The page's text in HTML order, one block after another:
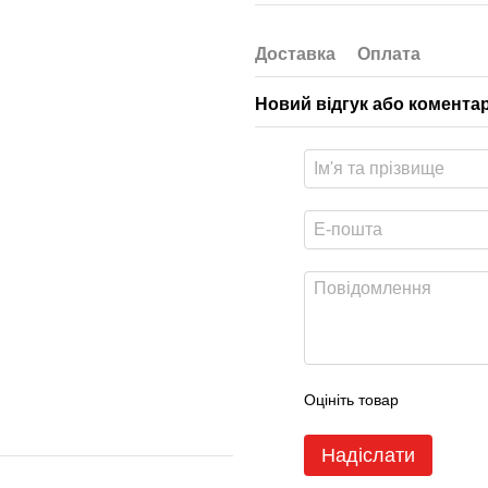
Доставка Оплата
Новий відгук або
Оцініть товар
Надіслати